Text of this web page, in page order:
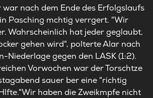
war nach dem Ende des Erfolgslaufs
Pasching mchtig verrgert. "Wir
Wahrscheinlich hat jeder geglaubt,
gehen wird", polterte Alar nach
Niederlage gegen den LASK (1:2).
Vorwochen war der Torschtze
sauer ber eine "richtig
haben die Zweikmpfe nicht